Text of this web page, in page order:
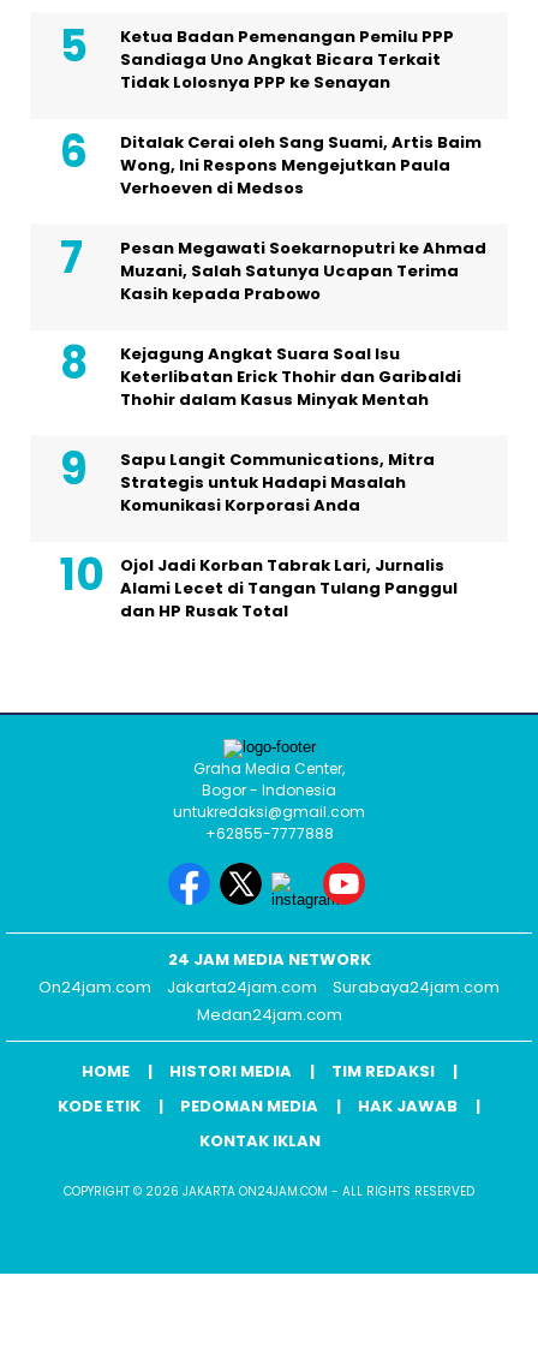
Ketua Badan Pemenangan Pemilu PPP
Sandiaga Uno Angkat Bicara Terkait
Tidak Lolosnya PPP ke Senayan
Ditalak Cerai oleh Sang Suami, Artis Baim
Wong, Ini Respons Mengejutkan Paula
Verhoeven di Medsos
Pesan Megawati Soekarnoputri ke Ahmad
Muzani, Salah Satunya Ucapan Terima
Kasih kepada Prabowo
Kejagung Angkat Suara Soal Isu
Keterlibatan Erick Thohir dan Garibaldi
Thohir dalam Kasus Minyak Mentah
Sapu Langit Communications, Mitra
Strategis untuk Hadapi Masalah
Komunikasi Korporasi Anda
Ojol Jadi Korban Tabrak Lari, Jurnalis
Alami Lecet di Tangan Tulang Panggul
dan HP Rusak Total
Graha Media Center,
Bogor - Indonesia
untukredaksi@gmail.com
+62855-7777888
24 JAM MEDIA NETWORK
On24jam.com
Jakarta24jam.com
Surabaya24jam.com
Medan24jam.com
HOME HISTORI MEDIA
TIM REDAKSI
KODE ETIK
PEDOMAN MEDIA
HAK JAWAB
KONTAK IKLAN
COPYRIGHT © 2026 JAKARTA ON24JAM.COM - ALL RIGHTS RESERVED